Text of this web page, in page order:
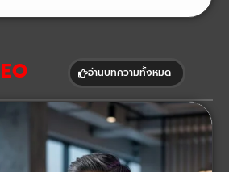
อ่านบทความทั้งหมด